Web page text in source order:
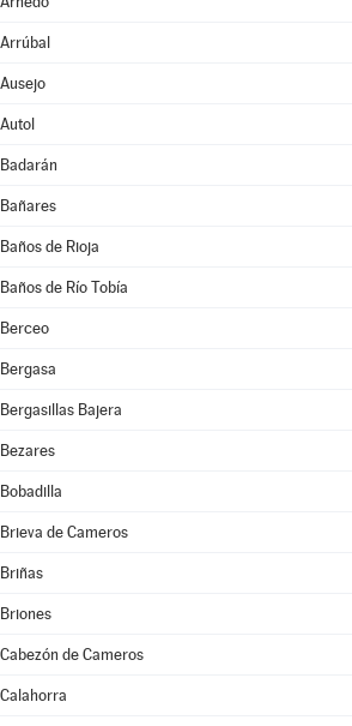
Arrúbal
Ausejo
Autol
Badarán
Bañares
Baños de Rioja
Baños de Río Tobía
Berceo
Bergasa
Bergasillas Bajera
Bezares
Bobadilla
Brieva de Cameros
Briñas
Briones
Cabezón de Cameros
Calahorra